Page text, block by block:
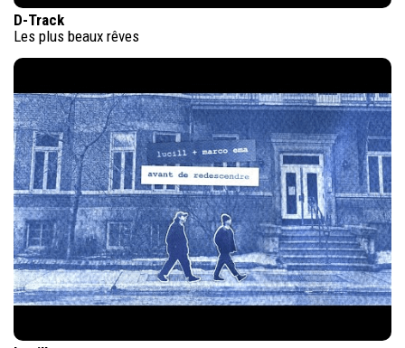
D-Track
Les plus beaux rêves